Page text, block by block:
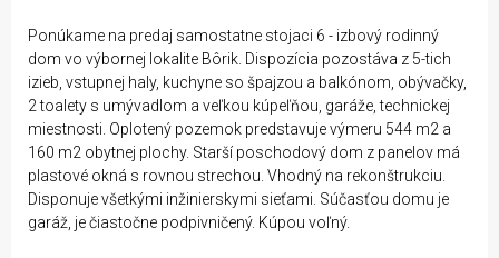
Ponúkame na predaj samostatne stojaci 6 - izbový rodinný
dom vo výbornej lokalite Bôrik. Dispozícia pozostáva z 5-tich
izieb, vstupnej haly, kuchyne so špajzou a balkónom, obývačky,
2 toalety s umývadlom a veľkou kúpeľňou, garáže, technickej
miestnosti. Oplotený pozemok predstavuje výmeru 544 m2 a
160 m2 obytnej plochy. Starší poschodový dom z panelov má
plastové okná s rovnou strechou. Vhodný na rekonštrukciu.
Disponuje všetkými inžinierskymi sieťami. Súčasťou domu je
garáž, je čiastočne podpivničený. Kúpou voľný.